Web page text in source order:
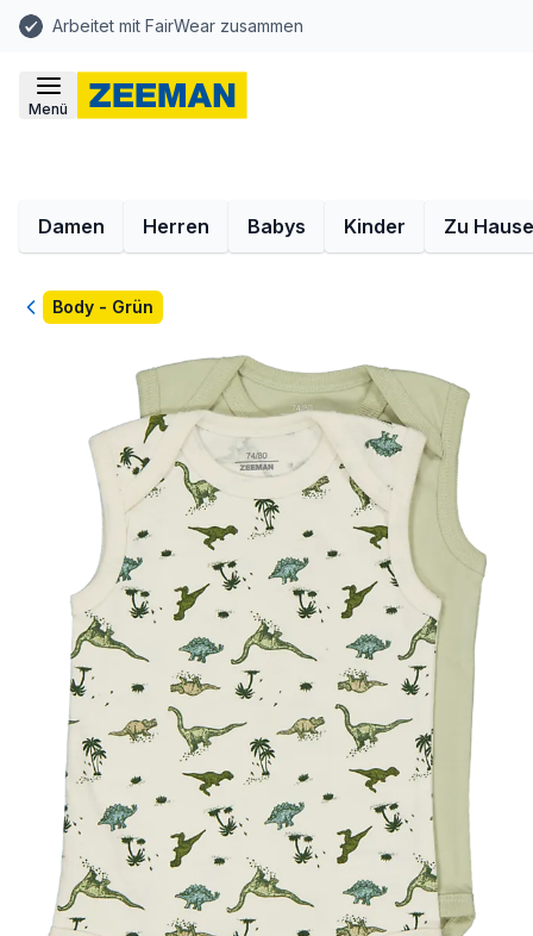
Arbeitet mit FairWear zusammen
Menü
Damen Herren Babys Kinder Zu Hause
ZurückBody - Grün